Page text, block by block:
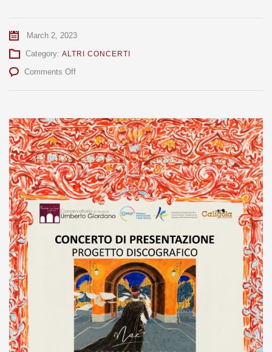
March 2, 2023
Category: ALTRI CONCERTI
Comments Offon